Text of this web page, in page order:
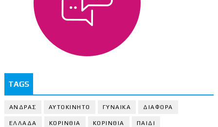
TAGS
ΑΝΔΡΑΣ ΑΥΤΟΚΙΝΗΤΟ ΓΥΝΑΙΚΑ ΔΙΑΦΟΡΑ
ΕΛΛΑΔΑ ΚΟΡΙΝΘΙΑ ΚΟΡΙΝΘΙA ΠΑΙΔΙ